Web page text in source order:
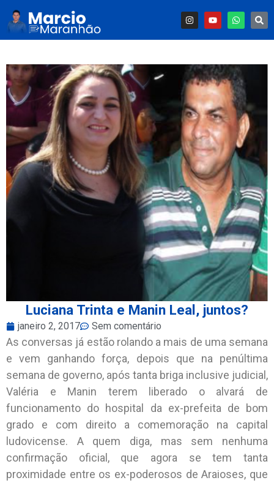
Luciana Trinta e Manin Leal, juntos?
janeiro 2, 2017 Sem comentário
As conversas já estão rolando a mais de uma semana
e vem ganhando força, depois que na penúltima
semana de governo, após tanta briga inclusive judicial,
Valéria e Manin terem liberado o alvará de
funcionamento do hospital da ex-prefeita de bom
grado e com direito a comemoração na capital
ludovicense. A quem diga, mas sem nenhuma
confirmação oficial, que agora se tem tanta
proximidade entre os ex-poderosos de Araioses, que